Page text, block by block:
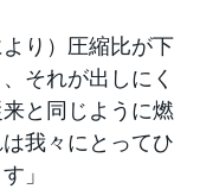
り）圧縮比が下
それが出しにく
と同じように燃
我々にとってひ
」